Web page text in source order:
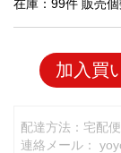
在庫：99件 販売
加入買
配達方法：宅配便
連絡メール：